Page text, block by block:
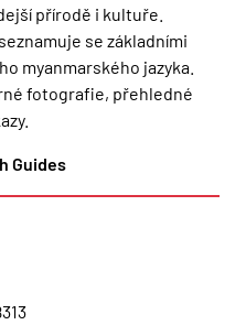
přírodě i kultuře.
se základními
myanmarského jazyka.
fotografie, přehledné
Guides